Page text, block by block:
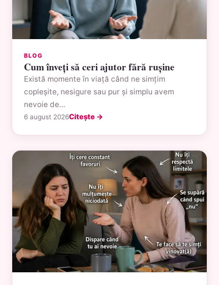
BLOG
Cum înveți să ceri ajutor fără rușine
Există momente în viață când ne simțim
copleșite, nesigure sau pur și simplu avem
nevoie de…
6 august 2026Citește →